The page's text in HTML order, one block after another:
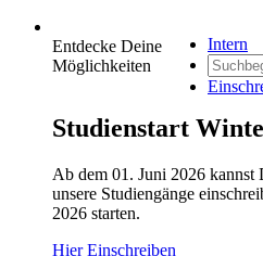
Intern
Entdecke Deine
Möglichkeiten
Studienstart
Ab dem 01. Juni 2026
unsere Studiengänge
2026 starten.
Hier Einschreiben